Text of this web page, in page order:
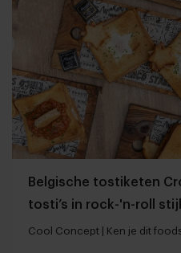
Belgische tostiketen
tosti’s in rock-'n-roll stijl
Cool Concept | Ken je dit